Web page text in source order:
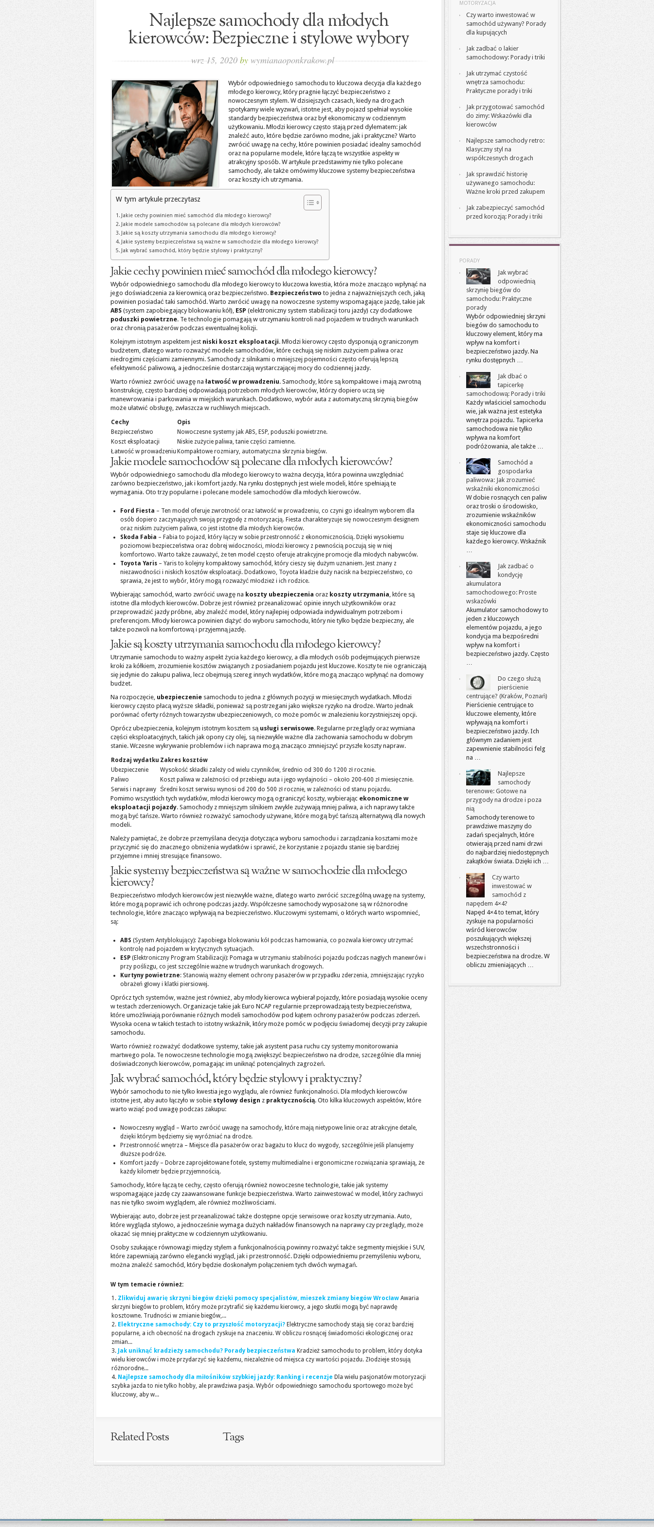
Najlepsze samochody dla młodych
kierowców: Bezpieczne i stylowe wybory
wrz 15, 2020 by wymianaoponkrakow.pl
Wybór odpowiedniego samochodu to kluczowa decyzja dla każdego
młodego kierowcy, który pragnie łączyć bezpieczeństwo z
nowoczesnym stylem. W dzisiejszych czasach, kiedy na drogach
spotykamy wiele wyzwań, istotne jest, aby pojazd spełniał wysokie
standardy bezpieczeństwa oraz był ekonomiczny w codziennym
użytkowaniu. Młodzi kierowcy często stają przed dylematem: jak
znaleźć auto, które będzie zarówno modne, jak i praktyczne? Warto
zwrócić uwagę na cechy, które powinien posiadać idealny samochód
oraz na popularne modele, które łączą te wszystkie aspekty w
atrakcyjny sposób. W artykule przedstawimy nie tylko polecane
samochody, ale także omówimy kluczowe systemy bezpieczeństwa
oraz koszty ich utrzymania.
W tym artykule przeczytasz
Jakie cechy powinien mieć samochód dla młodego kierowcy?
Jakie modele samochodów są polecane dla młodych kierowców?
Jakie są koszty utrzymania samochodu dla młodego kierowcy?
Jakie systemy bezpieczeństwa są ważne w samochodzie dla młodego kierowcy?
Jak wybrać samochód, który będzie stylowy i praktyczny?
Jakie cechy powinien mieć samochód dla młodego kierowcy?
Wybór odpowiedniego samochodu dla młodego kierowcy to kluczowa kwestia, która może znacząco wpłynąć na
jego doświadczenia za kierownicą oraz bezpieczeństwo. Bezpieczeństwo to jedna z najważniejszych cech, jaką
powinien posiadać taki samochód. Warto zwrócić uwagę na nowoczesne systemy wspomagające jazdę, takie jak
ABS (system zapobiegający blokowaniu kół), ESP (elektroniczny system stabilizacji toru jazdy) czy dodatkowe
poduszki powietrzne. Te technologie pomagają w utrzymaniu kontroli nad pojazdem w trudnych warunkach
oraz chronią pasażerów podczas ewentualnej kolizji.
Kolejnym istotnym aspektem jest niski koszt eksploatacji. Młodzi kierowcy często dysponują ograniczonym
budżetem, dlatego warto rozważyć modele samochodów, które cechują się niskim zużyciem paliwa oraz
niedrogimi częściami zamiennymi. Samochody z silnikami o mniejszej pojemności często oferują lepszą
efektywność paliwową, a jednocześnie dostarczają wystarczającej mocy do codziennej jazdy.
Warto również zwrócić uwagę na łatwość w prowadzeniu. Samochody, które są kompaktowe i mają zwrotną
konstrukcję, często bardziej odpowiadają potrzebom młodych kierowców, którzy dopiero uczą się
manewrowania i parkowania w miejskich warunkach. Dodatkowo, wybór auta z automatyczną skrzynią biegów
może ułatwić obsługę, zwłaszcza w ruchliwych miejscach.
Cechy
Opis
Bezpieczeństwo
Nowoczesne systemy jak ABS, ESP, poduszki powietrzne.
Koszt eksploatacji
Niskie zużycie paliwa, tanie części zamienne.
Łatwość w prowadzeniu Kompaktowe rozmiary, automatyczna skrzynia biegów.
Jakie modele samochodów są polecane dla młodych kierowców?
Wybór odpowiedniego samochodu dla młodego kierowcy to ważna decyzja, która powinna uwzględniać
zarówno bezpieczeństwo, jak i komfort jazdy. Na rynku dostępnych jest wiele modeli, które spełniają te
wymagania. Oto trzy popularne i polecane modele samochodów dla młodych kierowców.
Ford Fiesta – Ten model oferuje zwrotność oraz łatwość w prowadzeniu, co czyni go idealnym wyborem dla
osób dopiero zaczynających swoją przygodę z motoryzacją. Fiesta charakteryzuje się nowoczesnym designem
oraz niskim zużyciem paliwa, co jest istotne dla młodych kierowców.
Skoda Fabia – Fabia to pojazd, który łączy w sobie przestronność z ekonomicznością. Dzięki wysokiemu
poziomowi bezpieczeństwa oraz dobrej widoczności, młodzi kierowcy z pewnością poczują się w niej
komfortowo. Warto także zauważyć, że ten model często oferuje atrakcyjne promocje dla młodych nabywców.
Toyota Yaris – Yaris to kolejny kompaktowy samochód, który cieszy się dużym uznaniem. Jest znany z
niezawodności i niskich kosztów eksploatacji. Dodatkowo, Toyota kładzie duży nacisk na bezpieczeństwo, co
sprawia, że jest to wybór, który mogą rozważyć młodzież i ich rodzice.
Wybierając samochód, warto zwrócić uwagę na koszty ubezpieczenia oraz koszty utrzymania, które są
istotne dla młodych kierowców. Dobrze jest również przeanalizować opinie innych użytkowników oraz
przeprowadzić jazdy próbne, aby znaleźć model, który najlepiej odpowiada indywidualnym potrzebom i
preferencjom. Młody kierowca powinien dążyć do wyboru samochodu, który nie tylko będzie bezpieczny, ale
także pozwoli na komfortową i przyjemną jazdę.
Jakie są koszty utrzymania samochodu dla młodego kierowcy?
Utrzymanie samochodu to ważny aspekt życia każdego kierowcy, a dla młodych osób podejmujących pierwsze
kroki za kółkiem, zrozumienie kosztów związanych z posiadaniem pojazdu jest kluczowe. Koszty te nie ograniczają
się jedynie do zakupu paliwa, lecz obejmują szereg innych wydatków, które mogą znacząco wpłynąć na domowy
budżet.
Na rozpoczęcie, ubezpieczenie samochodu to jedna z głównych pozycji w miesięcznych wydatkach. Młodzi
kierowcy często płacą wyższe składki, ponieważ są postrzegani jako większe ryzyko na drodze. Warto jednak
porównać oferty różnych towarzystw ubezpieczeniowych, co może pomóc w znalezieniu korzystniejszej opcji.
Oprócz ubezpieczenia, kolejnym istotnym kosztem są usługi serwisowe. Regularne przeglądy oraz wymiana
części eksploatacyjnych, takich jak opony czy olej, są niezwykle ważne dla zachowania samochodu w dobrym
stanie. Wczesne wykrywanie problemów i ich naprawa mogą znacząco zmniejszyć przyszłe koszty napraw.
Rodzaj wydatku Zakres kosztów
Ubezpieczenie
Wysokość składki zależy od wielu czynników, średnio od 300 do 1200 zł rocznie.
Paliwo
Koszt paliwa w zależności od przebiegu auta i jego wydajności – około 200-600 zł miesięcznie.
Serwis i naprawy Średni koszt serwisu wynosi od 200 do 500 zł rocznie, w zależności od stanu pojazdu.
Pomimo wszystkich tych wydatków, młodzi kierowcy mogą ograniczyć koszty, wybierając ekonomiczne w
eksploatacji pojazdy. Samochody z mniejszym silnikiem zwykle zużywają mniej paliwa, a ich naprawy także
mogą być tańsze. Warto również rozważyć samochody używane, które mogą być tańszą alternatywą dla nowych
modeli.
Należy pamiętać, że dobrze przemyślana decyzja dotycząca wyboru samochodu i zarządzania kosztami może
przyczynić się do znacznego obniżenia wydatków i sprawić, że korzystanie z pojazdu stanie się bardziej
przyjemne i mniej stresujące finansowo.
Jakie systemy bezpieczeństwa są ważne w samochodzie dla młodego
kierowcy?
Bezpieczeństwo młodych kierowców jest niezwykle ważne, dlatego warto zwrócić szczególną uwagę na systemy,
które mogą poprawić ich ochronę podczas jazdy. Współczesne samochody wyposażone są w różnorodne
technologie, które znacząco wpływają na bezpieczeństwo. Kluczowymi systemami, o których warto wspomnieć,
są:
ABS (System Antyblokujący): Zapobiega blokowaniu kół podczas hamowania, co pozwala kierowcy utrzymać
kontrolę nad pojazdem w krytycznych sytuacjach.
ESP (Elektroniczny Program Stabilizacji): Pomaga w utrzymaniu stabilności pojazdu podczas nagłych manewrów i
przy poślizgu, co jest szczególnie ważne w trudnych warunkach drogowych.
Kurtyny powietrzne: Stanowią ważny element ochrony pasażerów w przypadku zderzenia, zmniejszając ryzyko
obrażeń głowy i klatki piersiowej.
Oprócz tych systemów, ważne jest również, aby młody kierowca wybierał pojazdy, które posiadają wysokie oceny
w testach zderzeniowych. Organizacje takie jak Euro NCAP regularnie przeprowadzają testy bezpieczeństwa,
które umożliwiają porównanie różnych modeli samochodów pod kątem ochrony pasażerów podczas zderzeń.
Wysoka ocena w takich testach to istotny wskaźnik, który może pomóc w podjęciu świadomej decyzji przy zakupie
samochodu.
Warto również rozważyć dodatkowe systemy, takie jak asystent pasa ruchu czy systemy monitorowania
martwego pola. Te nowoczesne technologie mogą zwiększyć bezpieczeństwo na drodze, szczególnie dla mniej
doświadczonych kierowców, pomagając im uniknąć potencjalnych zagrożeń.
Jak wybrać samochód, który będzie stylowy i praktyczny?
Wybór samochodu to nie tylko kwestia jego wyglądu, ale również funkcjonalności. Dla młodych kierowców
istotne jest, aby auto łączyło w sobie stylowy design z praktycznością. Oto kilka kluczowych aspektów, które
warto wziąć pod uwagę podczas zakupu:
Nowoczesny wygląd – Warto zwrócić uwagę na samochody, które mają nietypowe linie oraz atrakcyjne detale,
dzięki którym będziemy się wyróżniać na drodze.
Przestronność wnętrza – Miejsce dla pasażerów oraz bagażu to klucz do wygody, szczególnie jeśli planujemy
dłuższe podróże.
Komfort jazdy – Dobrze zaprojektowane fotele, systemy multimedialne i ergonomiczne rozwiązania sprawiają, że
każdy kilometr będzie przyjemnością.
Samochody, które łączą te cechy, często oferują również nowoczesne technologie, takie jak systemy
wspomagające jazdę czy zaawansowane funkcje bezpieczeństwa. Warto zainwestować w model, który zachwyci
nas nie tylko swoim wyglądem, ale również możliwościami.
Wybierając auto, dobrze jest przeanalizować także dostępne opcje serwisowe oraz koszty utrzymania. Auto,
które wygląda stylowo, a jednocześnie wymaga dużych nakładów finansowych na naprawy czy przeglądy, może
okazać się mniej praktyczne w codziennym użytkowaniu.
Osoby szukające równowagi między stylem a funkcjonalnością powinny rozważyć także segmenty miejskie i SUV,
które zapewniają zarówno elegancki wygląd, jak i przestronność. Dzięki odpowiedniemu przemyśleniu wyboru,
można znaleźć samochód, który będzie doskonałym połączeniem tych dwóch wymagań.
W tym temacie również:
Zlikwiduj awarię skrzyni biegów dzięki pomocy specjalistów, mieszek zmiany biegów Wrocław Awaria
skrzyni biegów to problem, który może przytrafić się każdemu kierowcy, a jego skutki mogą być naprawdę
kosztowne. Trudności w zmianie biegów,...
Elektryczne samochody: Czy to przyszłość motoryzacji? Elektryczne samochody stają się coraz bardziej
popularne, a ich obecność na drogach zyskuje na znaczeniu. W obliczu rosnącej świadomości ekologicznej oraz
zmian...
Jak uniknąć kradzieży samochodu? Porady bezpieczeństwa Kradzież samochodu to problem, który dotyka
wielu kierowców i może przydarzyć się każdemu, niezależnie od miejsca czy wartości pojazdu. Złodzieje stosują
różnorodne...
Najlepsze samochody dla miłośników szybkiej jazdy: Ranking i recenzje Dla wielu pasjonatów motoryzacji
szybka jazda to nie tylko hobby, ale prawdziwa pasja. Wybór odpowiedniego samochodu sportowego może być
kluczowy, aby w...
Related Posts Tags
MOTORYZACJA
Czy warto inwestować w
samochód używany? Porady
dla kupujących
Jak zadbać o lakier
samochodowy: Porady i triki
Jak utrzymać czystość
wnętrza samochodu:
Praktyczne porady i triki
Jak przygotować samochód
do zimy: Wskazówki dla
kierowców
Najlepsze samochody retro:
Klasyczny styl na
współczesnych drogach
Jak sprawdzić historię
używanego samochodu:
Ważne kroki przed zakupem
Jak zabezpieczyć samochód
przed korozją: Porady i triki
PORADY
Jak wybrać
odpowiednią
skrzynię biegów do
samochodu: Praktyczne
porady
Wybór odpowiedniej skrzyni
biegów do samochodu to
kluczowy element, który ma
wpływ na komfort i
bezpieczeństwo jazdy. Na
rynku dostępnych …
Jak dbać o
tapicerkę
samochodową: Porady i triki
Każdy właściciel samochodu
wie, jak ważna jest estetyka
wnętrza pojazdu. Tapicerka
samochodowa nie tylko
wpływa na komfort
podróżowania, ale także …
Samochód a
gospodarka
paliwowa: Jak zrozumieć
wskaźniki ekonomiczności
W dobie rosnących cen paliw
oraz troski o środowisko,
zrozumienie wskaźników
ekonomiczności samochodu
staje się kluczowe dla
każdego kierowcy. Wskaźnik
…
Jak zadbać o
kondycję
akumulatora
samochodowego: Proste
wskazówki
Akumulator samochodowy to
jeden z kluczowych
elementów pojazdu, a jego
kondycja ma bezpośredni
wpływ na komfort i
bezpieczeństwo jazdy. Często
…
Do czego służą
pierścienie
centrujące? (Kraków, Poznań)
Pierścienie centrujące to
kluczowe elementy, które
wpływają na komfort i
bezpieczeństwo jazdy. Ich
głównym zadaniem jest
zapewnienie stabilności felg
na …
Najlepsze
samochody
terenowe: Gotowe na
przygody na drodze i poza
nią
Samochody terenowe to
prawdziwe maszyny do
zadań specjalnych, które
otwierają przed nami drzwi
do najbardziej niedostępnych
zakątków świata. Dzięki ich …
Czy warto
inwestować w
samochód z
napędem 4×4?
Napęd 4×4 to temat, który
zyskuje na popularności
wśród kierowców
poszukujących większej
wszechstronności i
bezpieczeństwa na drodze. W
obliczu zmieniających …